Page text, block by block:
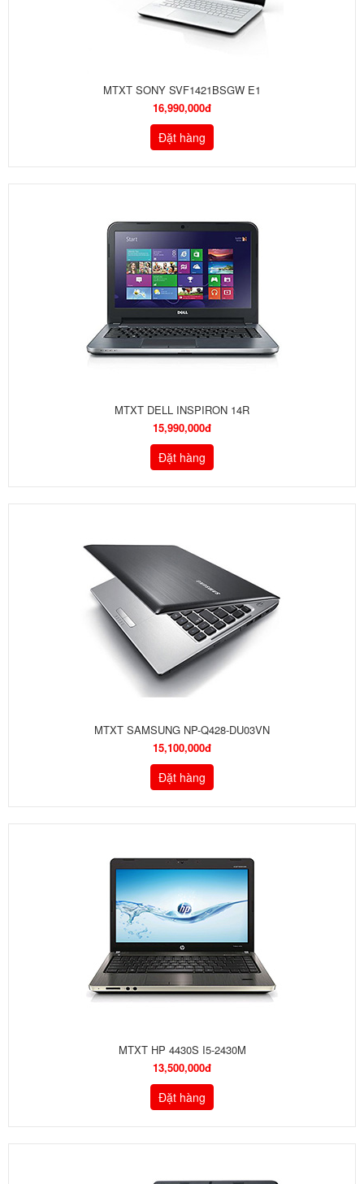
MTXT SONY SVF1421BSGW E1
16,990,000đ
Đặt hàng
MTXT DELL INSPIRON 14R
15,990,000đ
Đặt hàng
MTXT SAMSUNG NP-Q428-DU03VN
15,100,000đ
Đặt hàng
MTXT HP 4430S I5-2430M
13,500,000đ
Đặt hàng